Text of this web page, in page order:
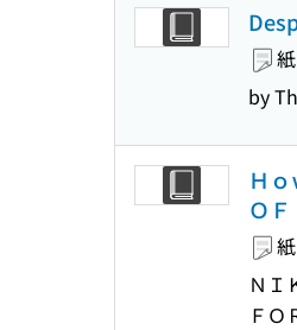
紙
by
Ｈ
Ｏ
紙
ＮＩ
Ｆ